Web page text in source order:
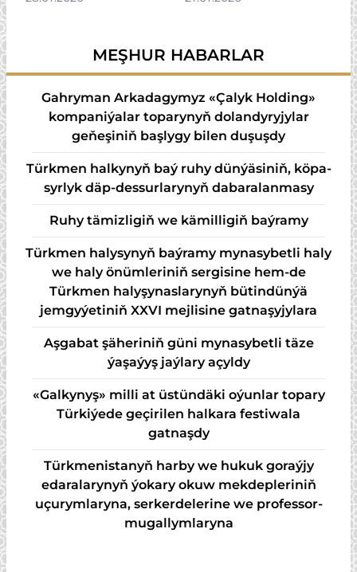
MEŞHUR HABARLAR
Gahryman Arkadagymyz «Çalyk Holding»
kompaniýalar toparynyň dolandyryjylar
geňeşiniň başlygy bilen duşuşdy
Türk­men hal­ky­nyň baý ru­hy dün­ýä­si­niň, kö­pa­
syr­lyk däp-des­sur­la­ry­nyň da­ba­ra­lan­ma­sy
Ruhy tämizligiň we kämilligiň baýramy
Türkmen halysynyň baýramy mynasybetli haly
we haly önümleriniň sergisine hem-de
Türkmen halyşynaslarynyň bütindünýä
jemgyýetiniň XXVI mejlisine gatnaşyjylara
Aşgabat şäheriniň güni mynasybetli täze
ýaşaýyş jaýlary açyldy
«Galkynyş» milli at üstündäki oýunlar topary
Türkiýede geçirilen halkara festiwala
gatnaşdy
Türkmenistanyň harby we hukuk goraýjy
edaralarynyň ýokary okuw mekdepleriniň
uçurymlaryna, serkerdelerine we professor-
mugallymlaryna